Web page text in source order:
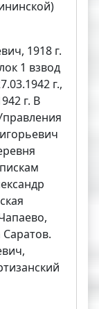
1918 г.
1 взвод
г.,
г. В